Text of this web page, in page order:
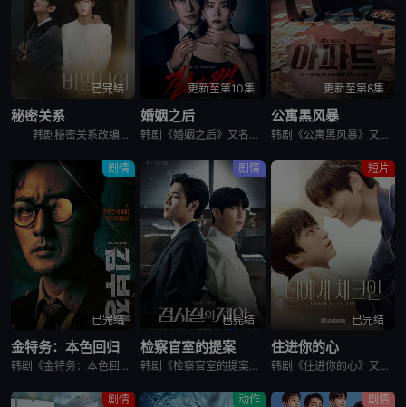
已完结
秘密关系
韩剧秘密关系改编自同名漫画。多温聪明机灵、足智多谋，努力摆脱贫困。但他的吝啬行为却惹恼了同事成贤，成贤讨厌他。在与自己贫困的父母发生冲突后，多温突然与成贤的关系越来越亲密，同时也在平衡着对前任导师
更新至第10集
婚姻之后
韩剧《婚姻之后》又名：婚姻的完成,The Husband,The Fulfillment of Marriage,결혼의 완성，讲述了：神经外科权威姜泰柱（南宫珉 饰）因为老婆高世允（李雪 饰）在提出
更新至第8集
公寓黑风暴
韩剧《公寓黑风暴》又名：公寓,The Apartment Job,아파트，讲述了：曾经的帮派老大急需现金，于是和有志成为律师的同伴合作，打算窃取住宅社区的储备基金，却意外揭开深藏的腐败真相。
剧情
已完结
金特务：本色回归
韩剧《金特务：本色回归》又名金部长,Agent Kim,김부장,金特务：本色回归，剧中主角金科长由苏志燮饰演。在剧中，金科长是敏智的父亲，也是一名朝鲜间谍。他被派去执行无数特别任务，包括17次朝鲜任务
剧情
已完结
检察官室的提案
韩剧《检察官室的提案》又名：检察官办公室的提议,检察官的提案(台),The Prosecutors Proposal,검사실의 제안，讲述了：改编自同名小说。一个是凶手的儿子，一个是受害者的儿子——一
短片
已完结
住进你的心
韩剧《住进你的心》又名：Check In To You,너에게 체크인，讲述了：一位是完美主义、以利益为重的冷酷CEO车道京，他计划卖掉一间充满魅力的民宿；另一位是感性、温柔且深爱这个民宿的经理尹智梧
剧情 动作 剧情